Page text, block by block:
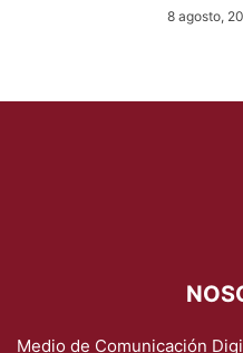
8 agosto,
Medio de Comunicación